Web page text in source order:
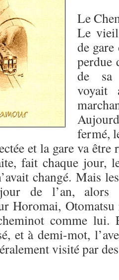
Le
Le
de
perdue
de sa
voyait
fermé,
et la gare va être
fait chaque jour,
changé. Mais
de l’an, alors
Horomai,
comme lui.
et à demi-mot,
visité par